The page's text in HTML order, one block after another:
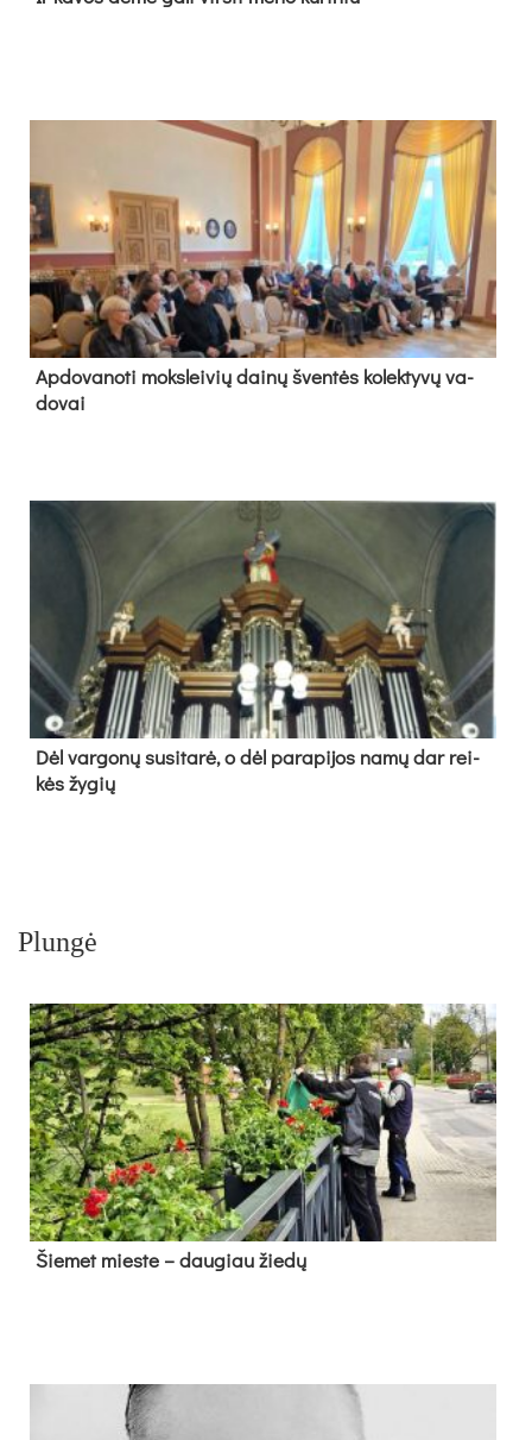
Ap­do­va­no­ti moks­lei­vių dai­nų šven­tės ko­lek­ty­vų va­
do­vai
Dėl var­go­nų su­si­ta­rė, o dėl pa­ra­pi­jos na­mų dar rei­
kės žy­gių
Plungė
Šie­met mies­te – dau­giau žie­dų